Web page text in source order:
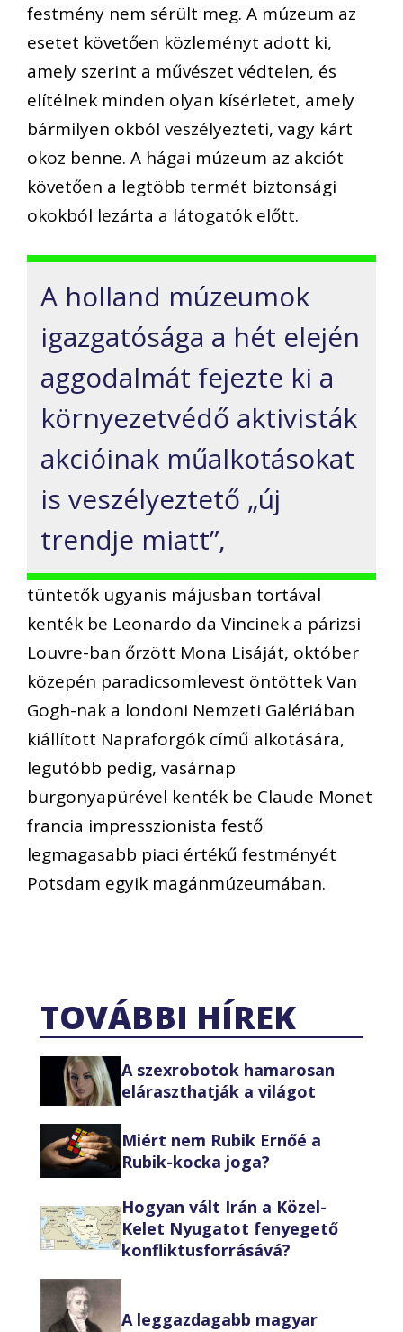
festmény nem sérült meg. A múzeum az
esetet követően közleményt adott ki,
amely szerint a művészet védtelen, és
elítélnek minden olyan kísérletet, amely
bármilyen okból veszélyezteti, vagy kárt
okoz benne. A hágai múzeum az akciót
követően a legtöbb termét biztonsági
okokból lezárta a látogatók előtt.
A holland múzeumok
igazgatósága a hét elején
aggodalmát fejezte ki a
környezetvédő aktivisták
akcióinak műalkotásokat
is veszélyeztető „új
trendje miatt”,
tüntetők ugyanis májusban tortával
kenték be Leonardo da Vincinek a párizsi
Louvre-ban őrzött Mona Lisáját, október
közepén paradicsomlevest öntöttek Van
Gogh-nak a londoni Nemzeti Galériában
kiállított Napraforgók című alkotására,
legutóbb pedig, vasárnap
burgonyapürével kenték be Claude Monet
francia impresszionista festő
legmagasabb piaci értékű festményét
Potsdam egyik magánmúzeumában.
TOVÁBBI HÍREK
A szexrobotok hamarosan
eláraszthatják a világot
Miért nem Rubik Ernőé a
Rubik-kocka joga?
Hogyan vált Irán a Közel-
Kelet Nyugatot fenyegető
konfliktusforrásává?
A leggazdagabb magyar